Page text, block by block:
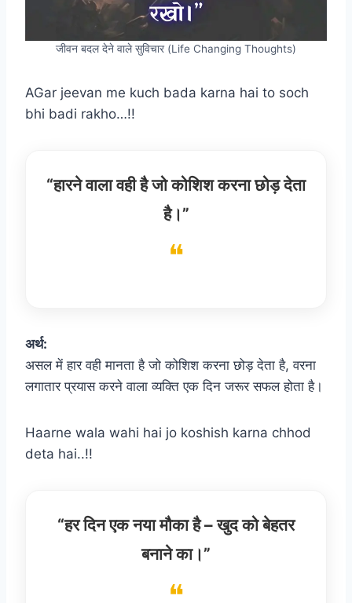
जीवन बदल देने वाले सुविचार (Life Changing Thoughts)
AGar jeevan me kuch bada karna hai to soch
bhi badi rakho…!!
“हारने वाला वही है जो कोशिश करना छोड़ देता
है।”
अर्थ:
असल में हार वही मानता है जो कोशिश करना छोड़ देता है, वरना
लगातार प्रयास करने वाला व्यक्ति एक दिन जरूर सफल होता है।
Haarne wala wahi hai jo koshish karna chhod
deta hai..!!
“हर दिन एक नया मौका है – खुद को बेहतर
बनाने का।”